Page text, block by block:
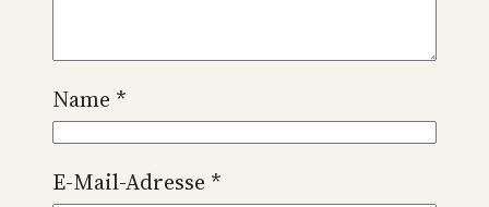
Name *
E-Mail-Adresse *